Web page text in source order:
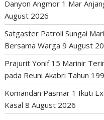
Danyon Angmor 1 Mar
August 2026
Satgaster Patroli Sungai
Bersama Warga 9 August
Prajurit Yonif 15 Marinir
pada Reuni Akabri Tahun
Komandan Pasmar 1 Ikuti
Kasal 8 August 2026